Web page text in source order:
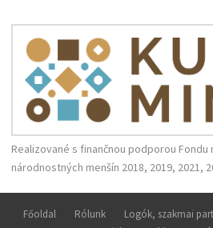
Realizované s finančnou podporou
národnostných menšín 2018, 2019, 2021,
Főoldal Rólunk Logók, szakmai